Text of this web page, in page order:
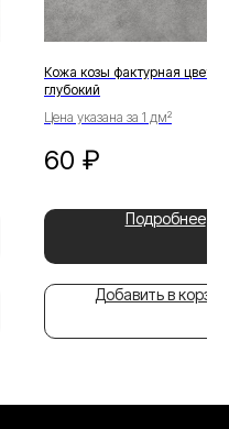
Кожа козы фактурная цвет
глубокий
Цена указана за 1 дм²
60 ₽
Подробнее
Добавить в